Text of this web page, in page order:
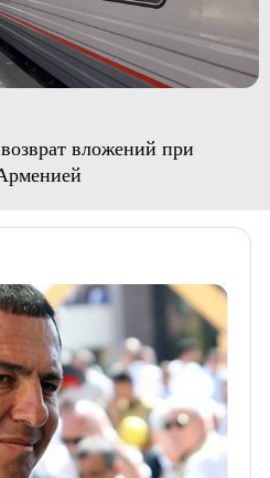
вложений при